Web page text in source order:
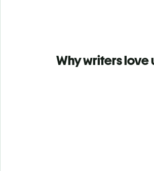
Why writers love